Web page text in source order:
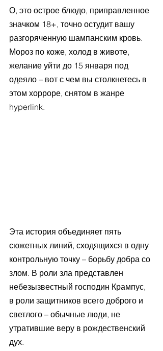
О, это острое блюдо, приправленное
значком 18+, точно остудит вашу
разгоряченную шампанским кровь.
Мороз по коже, холод в животе,
желание уйти до 15 января под
одеяло – вот с чем вы столкнетесь в
этом хорроре, снятом в жанре
hyperlink.
Эта история объединяет пять
сюжетных линий, сходящихся в одну
контрольную точку – борьбу добра со
злом. В роли зла представлен
небезызвестный господин Крампус,
в роли защитников всего доброго и
светлого – обычные люди, не
утратившие веру в рождественский
дух.